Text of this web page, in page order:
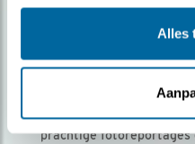
Alles
Ontvang 5 x
Vogels is het tijdschrift
prachtige fotoreportages